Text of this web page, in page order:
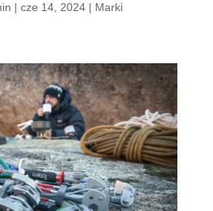
| cze 14, 2024| Marki